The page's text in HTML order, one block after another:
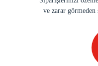
ve zarar görmeden